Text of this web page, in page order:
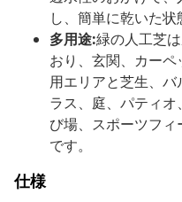
し、簡単に乾いた状
多用途:緑の人工芝
おり、玄関、カー
用エリアと芝生、
ラス、庭、パティ
び場、スポーツフ
です。
仕様